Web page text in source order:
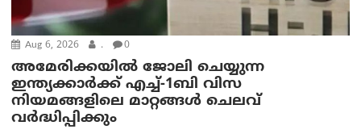
Aug 6, 2026 . 0
അമേരിക്കയില്‍ ജോലി ചെയ്യുന്ന
ഇന്ത്യക്കാർക്ക് എച്ച്-1ബി വിസ
നിയമങ്ങളിലെ മാറ്റങ്ങൾ ചെലവ്
വർദ്ധിപ്പിക്കും